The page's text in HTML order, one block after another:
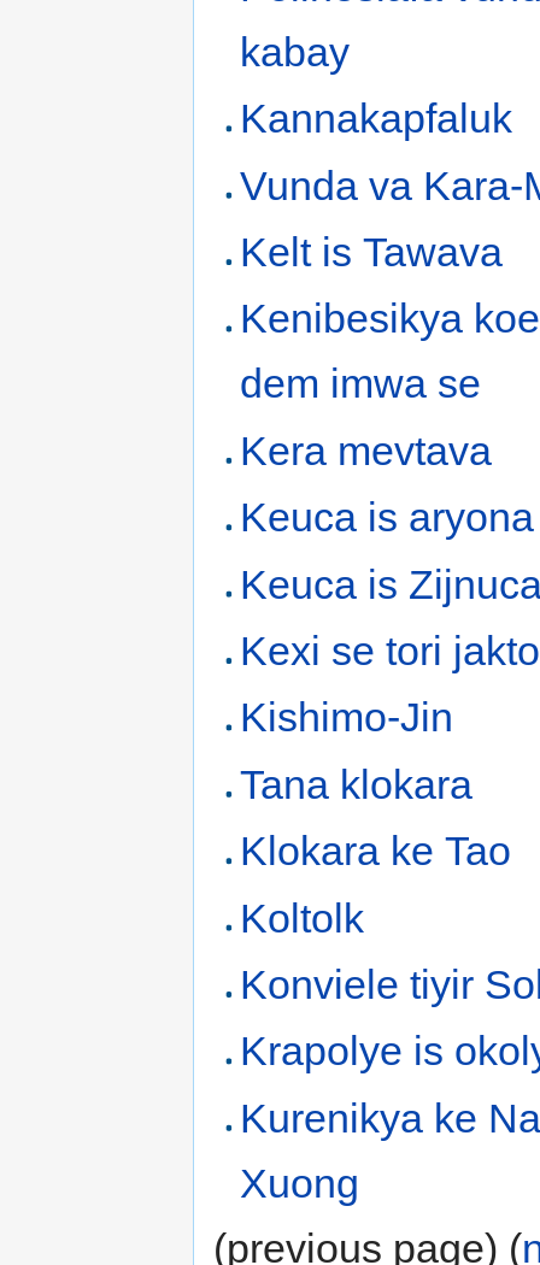
kabay
Kannakapfaluk
Vunda va Kara-
Kelt is Tawava
Kenibesikya
dem imwa se
Kera mevtava
Keuca is
Keuca is
Kexi se tori
Kishimo-Jin
Tana klokara
Klokara ke Tao
Koltolk
Konviele tiyir
Krapolye is
Kurenikya ke
Xuong
(previous page) (